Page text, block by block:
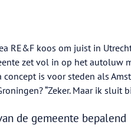
RE&F koos om juist in
zet vol in op het autoluw
is voor steden als
“Zeker. Maar ik
de gemeente bepalend